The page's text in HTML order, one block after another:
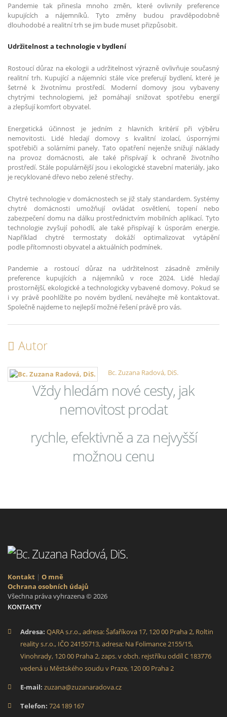
Pandemie tak přinesla mnoho změn, které ovlivnily preference
kupujících a nájemníků. Tyto změny budou pravděpodobně
dlouhodobé a realitní trh se jim bude muset přizpůsobit.
Udržitelnost a technologie v bydlení
Rostoucí důraz na ekologii a udržitelnost výrazně ovlivňuje současný
realitní trh. Kupující a nájemníci stále více preferují bydlení, které je
šetrné k životnímu prostředí. Moderní domovy jsou vybaveny
chytrými technologiemi, jež pomáhají snižovat spotřebu energií
a zlepšují komfort obyvatel.
Energetická účinnost je jedním z hlavních kritérií při výběru
nemovitosti. Lidé hledají domovy s kvalitní izolací, úspornými
spotřebiči a solárními panely. Tato opatření nejenže snižují náklady
na provoz domácnosti, ale také přispívají k ochraně životního
prostředí. Stále populárnější jsou i ekologické stavební materiály, jako
je recyklované dřevo nebo zelené střechy.
Chytré technologie v domácnostech se již staly standardem. Systémy
chytré domácnosti umožňují ovládat osvětlení, topení nebo
zabezpečení domu na dálku prostřednictvím mobilních aplikací. Tyto
technologie zvyšují pohodlí, ale také přispívají k úsporám energie.
Například chytré termostaty dokáží optimalizovat vytápění
podle přítomnosti obyvatel a aktuálních podmínek.
Pandemie a rostoucí důraz na udržitelnost zásadně změnily
preference kupujících a nájemníků v roce 2024. Lidé hledají
prostornější, ekologické a technologicky vybavené domovy. Pokud se
i vy právě poohlížíte po novém bydlení, neváhejte mě kontaktovat.
Společně najdeme to nejlepší možné řešení právě pro vás.
Autor
Bc. Zuzana Radová, DiS.
Vždy hledám nové cesty, jak
nemovitost prodat
rychle, efektivně a za nejvyšší
možnou cenu
Kontakt | O mně
Ochrana osobních údajů
Všechna práva vyhrazena © 2026
KONTAKTY
Adresa: QARA s.r.o., adresa: Šafaříkova 17, 120 00 Praha 2, Roltin
reality s.r.o., IČO 24155713, adresa: Na Folimance 2155/15,
Vinohrady, 120 00 Praha 2, zaps. v obch. rejstříku oddíl C 183776
vedená u Městského soudu v Praze, 120 00 Praha 2
E-mail: zuzana@zuzanaradova.cz
Telefon: 724 189 167